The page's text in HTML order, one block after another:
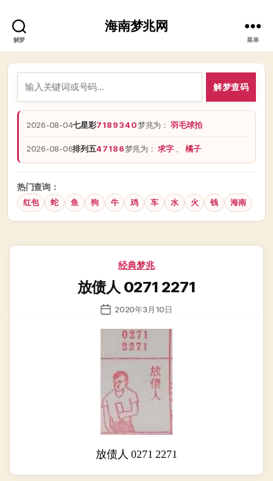
解梦
海南梦兆网
菜单
解梦查码
2026-08-04七星彩7189340梦兆为：羽毛球拍
2026-08-06排列五47186梦兆为：求字 橘子
热门查询：
红包 蛇 鱼 狗 牛 鸡 车 水 火 钱 海南
分
经典梦兆
放债人 0271 2271
发
日
2020年3月10日
放债人 0271 2271